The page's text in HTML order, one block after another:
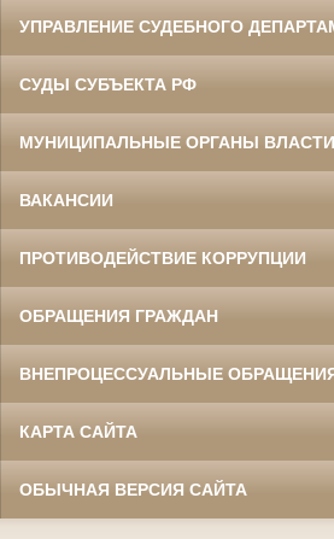
УПРАВЛЕНИЕ СУДЕБНОГО
СУДЫ СУБЪЕКТА РФ
МУНИЦИПАЛЬНЫЕ ОРГАНЫ ВЛАСТИ
ВАКАНСИИ
ПРОТИВОДЕЙСТВИЕ КОРРУПЦИИ
ОБРАЩЕНИЯ ГРАЖДАН
ВНЕПРОЦЕССУАЛЬНЫЕ
КАРТА САЙТА
ОБЫЧНАЯ ВЕРСИЯ САЙТА